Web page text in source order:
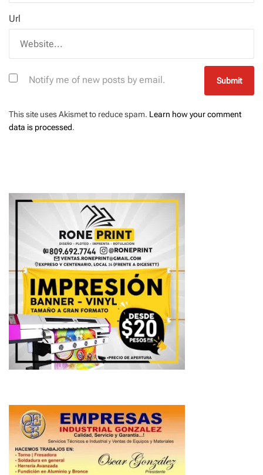
Url
Notify me of new posts by email.
This site uses Akismet to reduce spam. Learn how your comment
data is processed.